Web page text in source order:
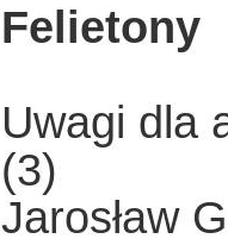
Felietony
Uwagi dla
(3)
Jarosław